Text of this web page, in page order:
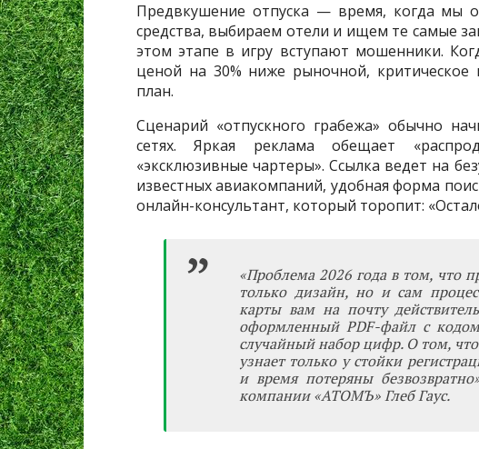
Предвкушение отпуска — время, когда мы
средства, выбираем отели и ищем те самые
этом этапе в игру вступают мошенники.
ценой на 30% ниже рыночной,
план.
Сценарий «отпускного грабежа» обычно
сетях. Яркая реклама обещает
«эксклюзивные чартеры». Ссылка ведет на
известных авиакомпаний, удобная форма
онлайн-консультант, который торопит:
«Проблема 2026 года в том, что
только дизайн, но и сам
карты вам на почту
оформленный PDF-файл с
случайный набор цифр. О том,
узнает только у стойки
и время потеряны
компании «АТОМЪ» Глеб Гаус.